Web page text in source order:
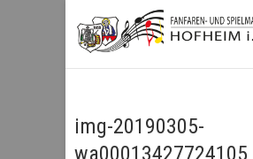
Fanfaren- und
Spielmannszug
img-20190305-
wa00013427724105